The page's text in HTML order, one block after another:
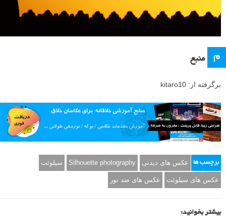
م منبع
برگرفته از: kitaro10
برچسب ها عکس های دیدنی Silhouette photography سیلوئت
عکس های سیلوئت عکس های ضد نور
بیشتر بخوانید: